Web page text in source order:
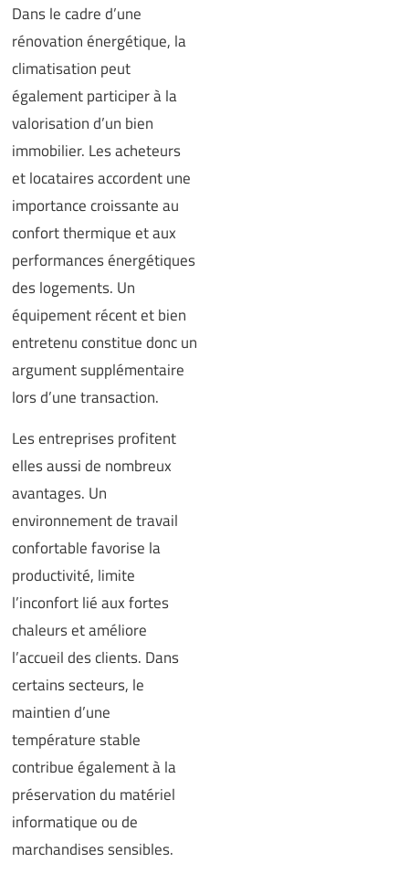
Dans le cadre d’une
rénovation énergétique, la
climatisation peut
également participer à la
valorisation d’un bien
immobilier. Les acheteurs
et locataires accordent une
importance croissante au
confort thermique et aux
performances énergétiques
des logements. Un
équipement récent et bien
entretenu constitue donc un
argument supplémentaire
lors d’une transaction.
Les entreprises profitent
elles aussi de nombreux
avantages. Un
environnement de travail
confortable favorise la
productivité, limite
l’inconfort lié aux fortes
chaleurs et améliore
l’accueil des clients. Dans
certains secteurs, le
maintien d’une
température stable
contribue également à la
préservation du matériel
informatique ou de
marchandises sensibles.